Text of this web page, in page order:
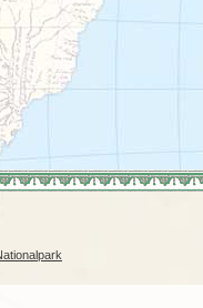
Ecuador
Französisch Guayana
Guatemala
Guyana
Honduras
Kolumbien
Kuba
Mexiko
Peru